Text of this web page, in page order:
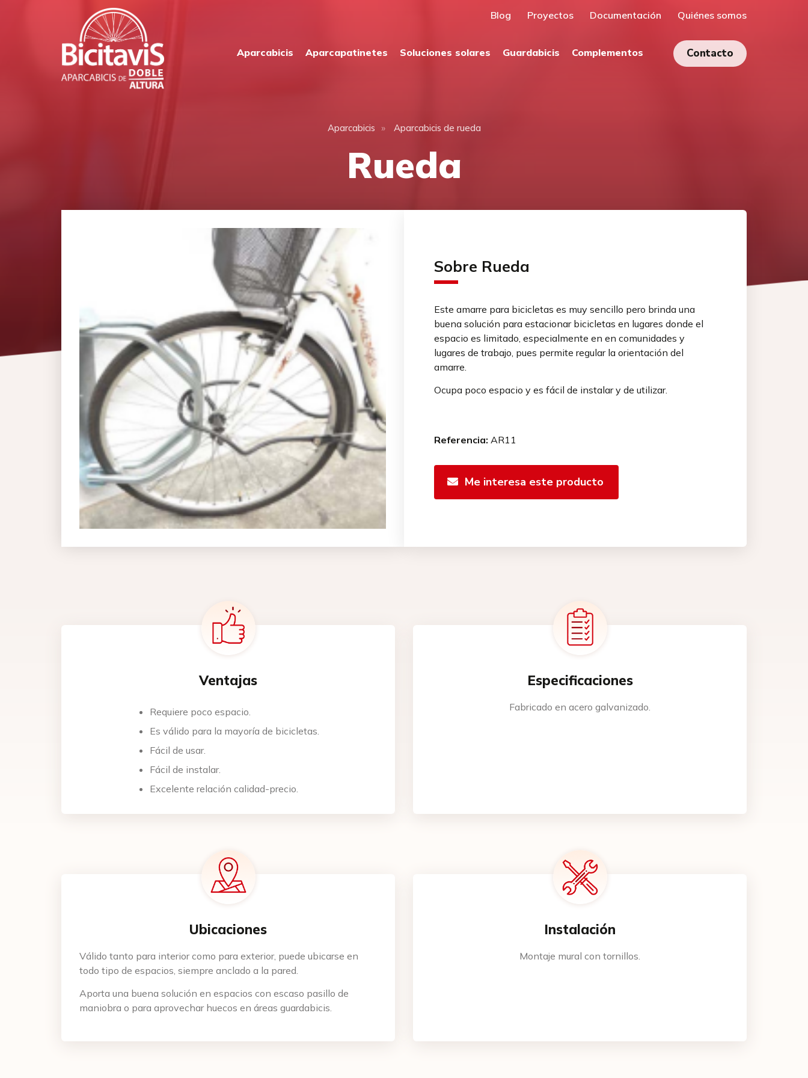
Blog Proyectos Documentación Quiénes somos
Aparcabicis Aparcapatinetes Soluciones solares Guardabicis Complementos Contacto
Aparcabicis » Aparcabicis de rueda
Rueda
Sobre Rueda
Este amarre para bicicletas es muy sencillo pero brinda una
buena solución para estacionar bicicletas en lugares donde el
espacio es limitado, especialmente en en comunidades y
lugares de trabajo, pues permite regular la orientación del
amarre.
Ocupa poco espacio y es fácil de instalar y de utilizar.
Referencia: AR11
Me interesa este producto
Ventajas
Requiere poco espacio.
Es válido para la mayoría de bicicletas.
Fácil de usar.
Fácil de instalar.
Excelente relación calidad-precio.
Especificaciones
Fabricado en acero galvanizado.
Ubicaciones
Válido tanto para interior como para exterior, puede ubicarse en
todo tipo de espacios, siempre anclado a la pared.
Aporta una buena solución en espacios con escaso pasillo de
maniobra o para aprovechar huecos en áreas guardabicis.
Instalación
Montaje mural con tornillos.
Nombre
Email
Teléfono
Cantidad de plazas requeridas
CP
Datos facturación (indicar dirección completa y NIF/CIF)